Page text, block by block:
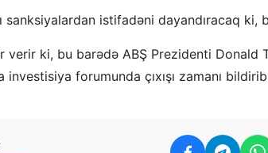
sanksiyalardan istifadəni dayandıracaq ki,
verir ki, bu barədə ABŞ Prezidenti Donald
investisiya forumunda çıxışı zamanı